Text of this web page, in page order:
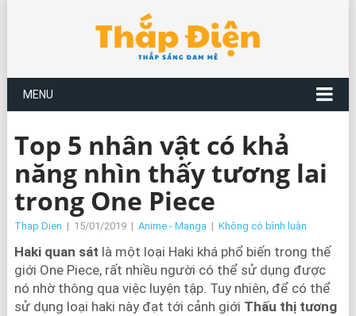
MENU
Top 5 nhân vật có khả
năng nhìn thấy tương lai
trong One Piece
Thap Dien | 15/01/2019 | Anime - Manga | Không có bình luận
Haki quan sát là một loại Haki khá phổ biến trong thế
giới One Piece, rất nhiều người có thể sử dụng được
nó nhờ thông qua việc luyện tập. Tuy nhiên, để có thể
sử dụng loại haki này đạt tới cảnh giới Thấu thị tương